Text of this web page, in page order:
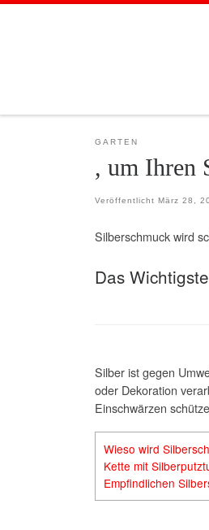
GARTEN
, um Ihren
Veröffentlicht März 28,
Silberschmuck wird
Das
Silber ist gegen
oder Dekoration
Einschwärzen
Wieso wird
Kette mit
Empfindlichen